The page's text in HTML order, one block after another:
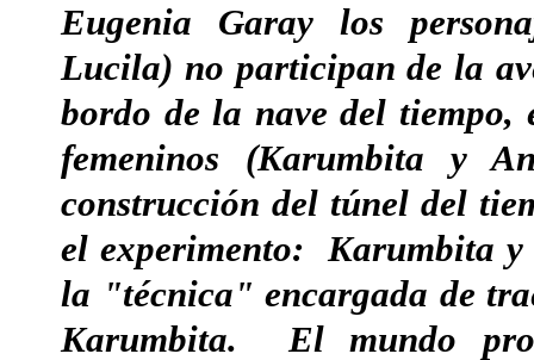
Eugenia Garay los
Lucila) no participan de la
bordo de la nave del tiempo,
femeninos (Karumbita y
construcción del túnel del
el experimento: Karumbita
la "técnica" encargada de
Karumbita. El mundo